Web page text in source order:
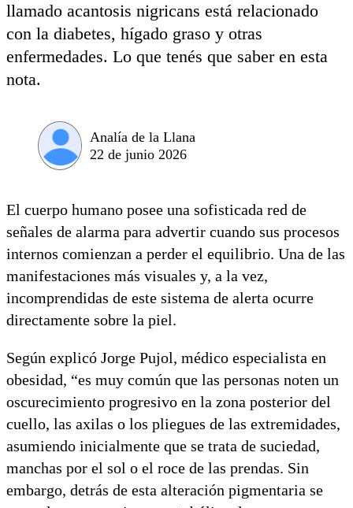
llamado acantosis nigricans está relacionado
con la diabetes, hígado graso y otras
enfermedades. Lo que tenés que saber en esta
nota.
Analía de la Llana
22 de junio 2026
El cuerpo humano posee una sofisticada red de
señales de alarma para advertir cuando sus procesos
internos comienzan a perder el equilibrio. Una de las
manifestaciones más visuales y, a la vez,
incomprendidas de este sistema de alerta ocurre
directamente sobre la piel.
Según explicó Jorge Pujol, médico especialista en
obesidad, “es muy común que las personas noten un
oscurecimiento progresivo en la zona posterior del
cuello, las axilas o los pliegues de las extremidades,
asumiendo inicialmente que se trata de suciedad,
manchas por el sol o el roce de las prendas. Sin
embargo, detrás de esta alteración pigmentaria se